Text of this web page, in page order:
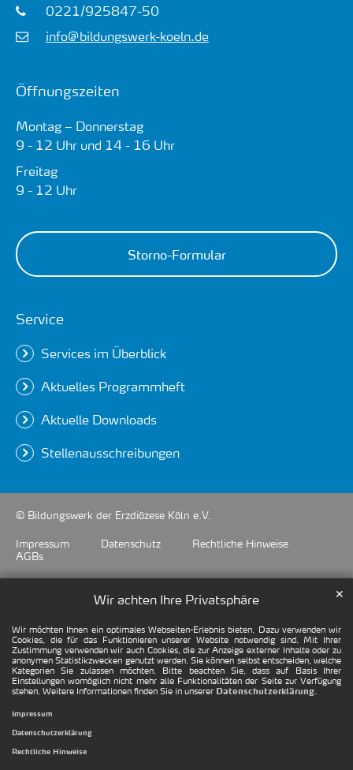
Wir achten Ihre Privatsphäre
Wir möchten Ihnen ein optimales Webseiten-Erlebnis bieten. Dazu verwenden wir
Cookies, die für das Funktionieren unserer Website notwendig sind. Mit Ihrer
Zustimmung verwenden wir auch Cookies, die zur Anzeige externer Inhalte oder zu
anonymen Statistikzwecken genutzt werden. Sie können selbst entscheiden, welche
Kategorien Sie zulassen möchten. Bitte beachten Sie, dass auf Basis Ihrer
Einstellungen womöglich nicht mehr alle Funktionalitäten der Seite zur Verfügung
stehen. Weitere Informationen finden Sie in unserer Datenschutzerklärung.
✕
Impressum
Datenschutzerklärung
Rechtliche Hinweise
0221/925847-50
info@bildungswerk-koeln.de
Öffnungszeiten
Montag – Donnerstag
9 - 12 Uhr und 14 - 16 Uhr
Freitag
9 - 12 Uhr
Storno-Formular
Service
Services im Überblick
Aktuelles Programmheft
Aktuelle Downloads
Stellenausschreibungen
© Bildungswerk der Erzdiözese Köln e.V.
Impressum
Datenschutz
Rechtliche Hinweise
AGBs